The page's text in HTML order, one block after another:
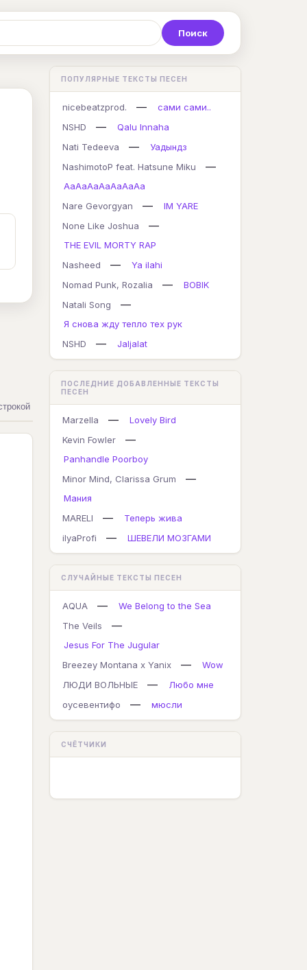
С Т У Ф Х Ц
L M N O P Q
ПОПУЛЯРНЫЕ ТЕКСТЫ ПЕСЕН
nicebeatzprod. —
сами сами..
NSHD
—
Qalu Innaha
Nati Tedeeva
—
Уадындз
NashimotoP feat. Hatsune Miku
—
AaAaAaAaAaAaAa
Nare Gevorgyan
—
IM YARE
None Like Joshua
—
THE EVIL MORTY RAP
Nasheed
—
Ya ilahi
Nomad Punk, Rozalia
—
BOBIK
Natali Song
—
Я снова жду тепло тех рук
NSHD
— Jaljalat
ПОСЛЕДНИЕ ДОБАВЛЕННЫЕ ТЕКСТЫ
ПЕСЕН
Marzella —
Lovely Bird
Kevin Fowler
—
Panhandle Poorboy
Minor Mind, Clarissa Grum
—
Мания
MARELI
—
Теперь жива
ilyaProfi
— ШЕВЕЛИ МОЗГАМИ
СЛУЧАЙНЫЕ ТЕКСТЫ ПЕСЕН
AQUA —
We Belong to the Sea
The Veils
—
Jesus For The Jugular
Breezey Montana x Yanix
—
Wow
ЛЮДИ ВОЛЬНЫЕ
—
Любо мне
оусевентифо
— мюсли
СЧЁТЧИКИ